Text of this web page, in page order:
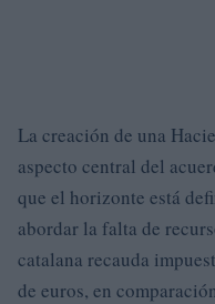
La creación de una
aspecto central del
que el horizonte está
abordar la falta de
catalana recauda
de euros, en